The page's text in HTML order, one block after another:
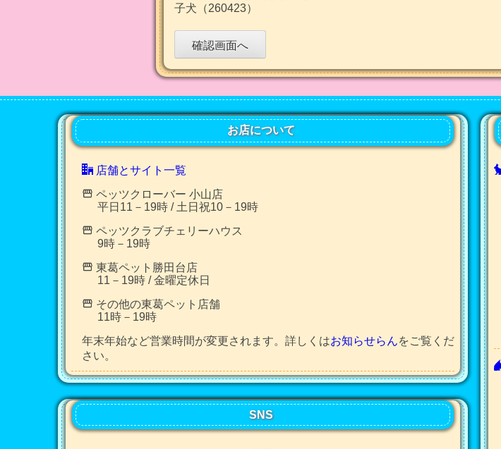
子犬（260423）
お店について
店舗とサイト一覧
ペッツクローバー 小山店
平日11－19時 / 土日祝10－19時
ペッツクラブチェリーハウス
9時－19時
東葛ペット勝田台店
11－19時 / 金曜定休日
その他の東葛ペット店舗
11時－19時
年末年始など営業時間が変更されます。詳しくはお知らせらんをご覧くだ
さい。
SNS